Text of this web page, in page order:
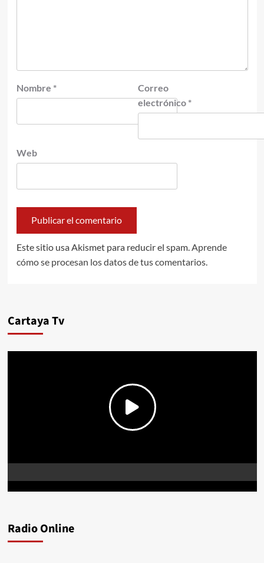
Nombre *
Correo
electrónico *
Web
Este sitio usa Akismet para reducir el spam. Aprende
cómo se procesan los datos de tus comentarios.
Cartaya Tv
Radio Online